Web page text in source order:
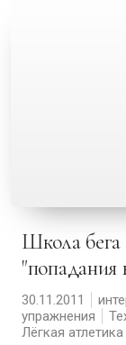
Школа бега СкиРан: как добиться
"попадания
30.11.2011
упражнения
Лёгкая атлетика